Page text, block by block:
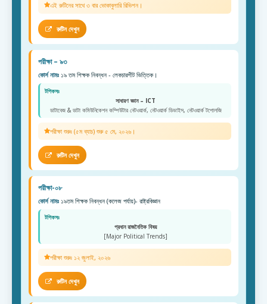
এই রুটিনের সাথে ৩ বার ভোকাবুলারি রিভিশন।
রুটিন দেখুন
পরীক্ষা – ৯৩
কোর্স নামঃ ১৯ তম শিক্ষক নিবন্ধন - লেকচারশীট ভিত্তিক।
টপিকসঃ
সাধারণ জ্ঞান – ICT
ডাটাবেজ & ডাটা কমিউনিকেশন কম্পিউটার নেটওয়ার্ক, নেটওয়ার্ক ডিভাইস, নেটওয়ার্ক টপোলজি
পরীক্ষা শুরুঃ (৫ম ব্যাচ) শুরু ৫ মে, ২০২৬।
রুটিন দেখুন
পরীক্ষা-০৮
কোর্স নামঃ ১৯তম শিক্ষক নিবন্ধন (কলেজ পর্যায়)- রাষ্ট্রবিজ্ঞান
টপিকসঃ
প্রধান রাজনৈতিক বিষয়
[Major Political Trends]
পরীক্ষা শুরুঃ ১২ জুলাই, ২০২৬
রুটিন দেখুন